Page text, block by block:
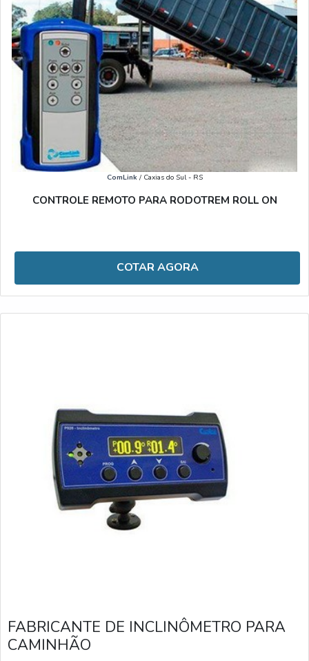
ComLink/ Caxias do Sul - RS
CONTROLE REMOTO PARA RODOTREM ROLL ON
COTAR AGORA
FABRICANTE DE INCLINÔMETRO PARA
CAMINHÃO